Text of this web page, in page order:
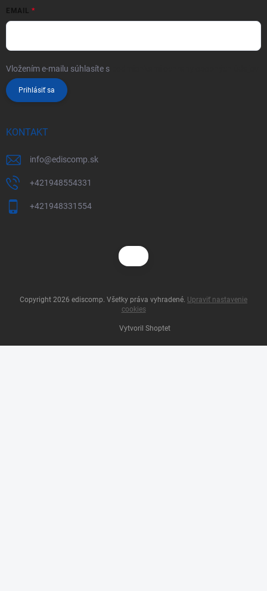
EMAIL
Vložením e-mailu súhlasíte s
Prihlásiť sa
KONTAKT
info@ediscomp.sk
+421948554331
+421948331554
Vytvoril Shoptet
Copyright 2026 ediscomp. Všetky práva vyhradené. Upraviť nastavenie
cookies